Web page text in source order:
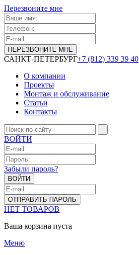
Перезвоните мне
САНКТ-ПЕТЕРБУРГ+7 (812) 339 39 40
О компании
Проекты
Монтаж и обслуживание
Статьи
Контакты
ВОЙТИ
Забыли пароль?
НЕТ ТОВАРОВ
Ваша корзина пуста
Меню